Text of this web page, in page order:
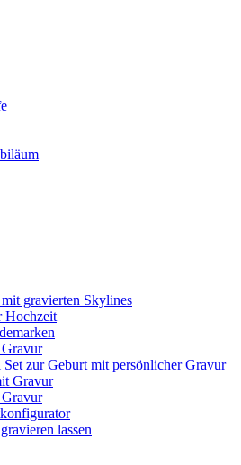
gravierten Skylines
Hochzeit
zur Geburt mit persönlicher Gravur
Gravur
lassen